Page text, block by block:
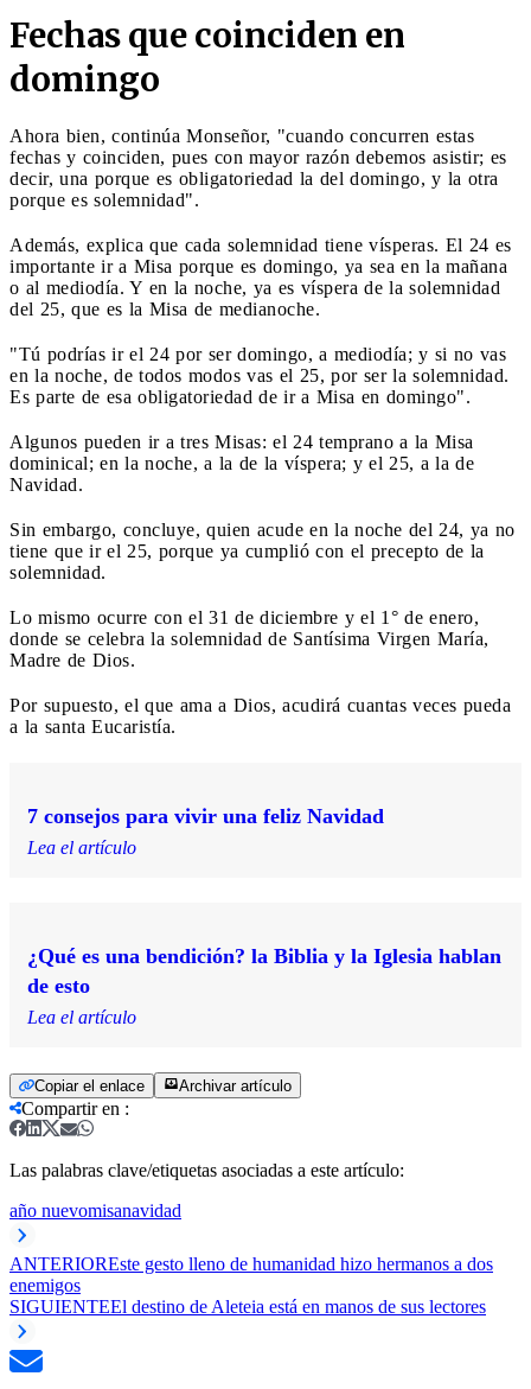
Fechas que coinciden en
domingo
Ahora bien, continúa Monseñor, "cuando concurren estas
fechas y coinciden, pues con mayor razón debemos asistir; es
decir, una porque es obligatoriedad la del domingo, y la otra
porque es solemnidad".
Además, explica que cada solemnidad tiene vísperas. El 24 es
importante ir a Misa porque es domingo, ya sea en la mañana
o al mediodía. Y en la noche, ya es víspera de la solemnidad
del 25, que es la Misa de medianoche.
"Tú podrías ir el 24 por ser domingo, a mediodía; y si no vas
en la noche, de todos modos vas el 25, por ser la solemnidad.
Es parte de esa obligatoriedad de ir a Misa en domingo".
Algunos pueden ir a tres Misas: el 24 temprano a la Misa
dominical; en la noche, a la de la víspera; y el 25, a la de
Navidad.
Sin embargo, concluye, quien acude en la noche del 24, ya no
tiene que ir el 25, porque ya cumplió con el precepto de la
solemnidad.
Lo mismo ocurre con el 31 de diciembre y el 1° de enero,
donde se celebra la solemnidad de Santísima Virgen María,
Madre de Dios.
Por supuesto, el que ama a Dios, acudirá cuantas veces pueda
a la santa Eucaristía.
7 consejos para vivir una feliz Navidad
Lea el artículo
¿Qué es una bendición? la Biblia y la Iglesia hablan
de esto
Lea el artículo
Copiar el enlace Archivar artículo
Compartir en :
Las palabras clave/etiquetas asociadas a este artículo:
año nuevomisanavidad
ANTERIOREste gesto lleno de humanidad hizo hermanos a dos
enemigos
SIGUIENTEEl destino de Aleteia está en manos de sus lectores